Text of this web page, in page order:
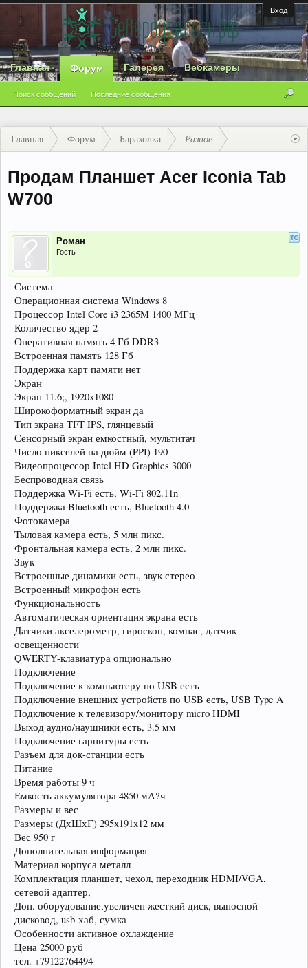
Вход
Главная Форум
Поиск сообщений Последние сообщения
Галерея Вебкамеры
Главная Форум Барахолка Разное
Продам Планшет Acer Iconia Tab
W700
Роман
Гость
Система
Операционная система Windows 8
Процессор Intel Core i3 2365M 1400 МГц
Количество ядер 2
Оперативная память 4 Гб DDR3
Встроенная память 128 Гб
Поддержка карт памяти нет
Экран
Экран 11.6;, 1920x1080
Широкоформатный экран да
Тип экрана TFT IPS, глянцевый
Сенсорный экран емкостный, мультитач
Число пикселей на дюйм (PPI) 190
Видеопроцессор Intel HD Graphics 3000
Беспроводная связь
Поддержка Wi-Fi есть, Wi-Fi 802.11n
Поддержка Bluetooth есть, Bluetooth 4.0
Фотокамера
Тыловая камера есть, 5 млн пикс.
Фронтальная камера есть, 2 млн пикс.
Звук
Встроенные динамики есть, звук стерео
Встроенный микрофон есть
Функциональность
Автоматическая ориентация экрана есть
Датчики акселерометр, гироскоп, компас, датчик
освещенности
QWERTY-клавиатура опционально
Подключение
Подключение к компьютеру по USB есть
Подключение внешних устройств по USB есть, USB Type A
Подключение к телевизору/монитору micro HDMI
Выход аудио/наушники есть, 3.5 мм
Подключение гарнитуры есть
Разъем для док-станции есть
Питание
Время работы 9 ч
Емкость аккумулятора 4850 мА?ч
Размеры и вес
Размеры (ДхШхГ) 295x191x12 мм
Вес 950 г
Дополнительная информация
Материал корпуса металл
Комплектация планшет, чехол, переходник HDMI/VGA,
сетевой адаптер,
Доп. оборудование,увеличен жесткий диск, выносной
дисковод, usb-хаб, сумка
Особенности активное охлаждение
Цена 25000 руб
тел. +79122764494